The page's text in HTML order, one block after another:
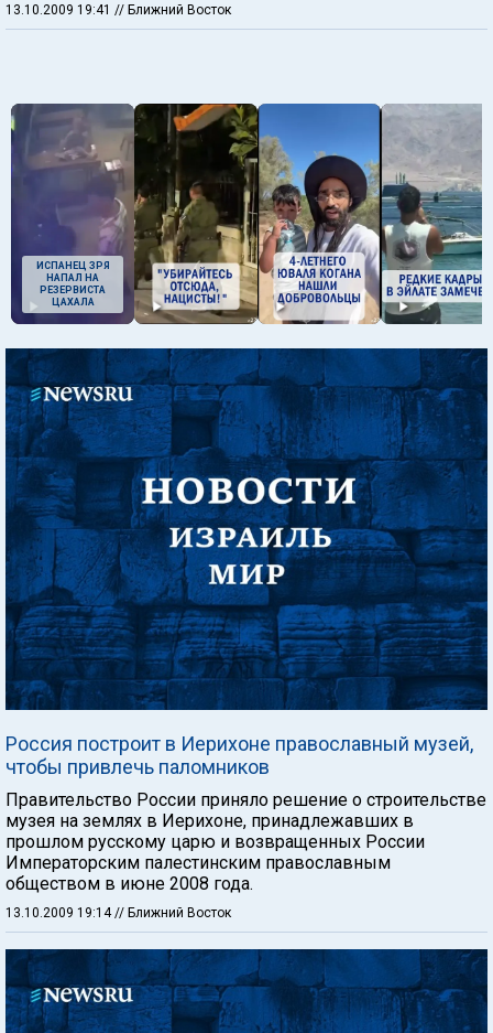
13.10.2009 19:41 // Ближний Восток
ИСПАНЕЦ ЗРЯ
НАПАЛ НА
РЕЗЕРВИСТА
ЦАХАЛА
Россия построит в Иерихоне православный музей,
чтобы привлечь паломников
Правительство России приняло решение о строительстве
музея на землях в Иерихоне, принадлежавших в
прошлом русскому царю и возвращенных России
Императорским палестинским православным
обществом в июне 2008 года.
13.10.2009 19:14// Ближний Восток